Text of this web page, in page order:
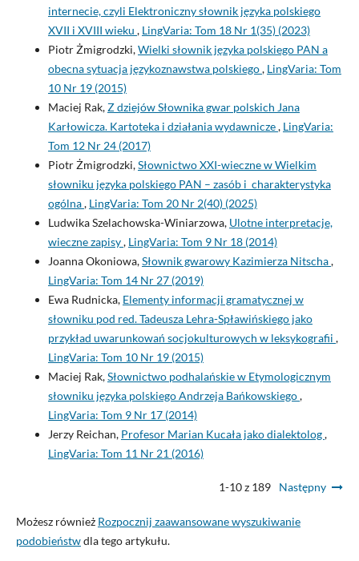
internecie, czyli Elektroniczny słownik języka polskiego
XVII i XVIII wieku , LingVaria: Tom 18 Nr 1(35) (2023)
Piotr Żmigrodzki,Wielki słownik języka polskiego PAN a
obecna sytuacja językoznawstwa polskiego, LingVaria: Tom
10 Nr 19 (2015)
Maciej Rak,Z dziejów Słownika gwar polskich Jana
Karłowicza. Kartoteka i działania wydawnicze, LingVaria:
Tom 12 Nr 24 (2017)
Piotr Żmigrodzki,Słownictwo XXI-wieczne w Wielkim
słowniku języka polskiego PAN – zasób i charakterystyka
ogólna, LingVaria: Tom 20 Nr 2(40) (2025)
Ludwika Szelachowska-Winiarzowa, Ulotne interpretacje,
wieczne zapisy, LingVaria: Tom 9 Nr 18 (2014)
Joanna Okoniowa,Słownik gwarowy Kazimierza Nitscha,
LingVaria: Tom 14 Nr 27 (2019)
Ewa Rudnicka, Elementy informacji gramatycznej w
słowniku pod red. Tadeusza Lehra-Spławińskiego jako
przykład uwarunkowań socjokulturowych w leksykografii ,
LingVaria: Tom 10 Nr 19 (2015)
Maciej Rak,Słownictwo podhalańskie w Etymologicznym
słowniku języka polskiego Andrzeja Bańkowskiego,
LingVaria: Tom 9 Nr 17 (2014)
Jerzy Reichan, Profesor Marian Kucała jako dialektolog,
LingVaria: Tom 11 Nr 21 (2016)
1-10 z 189 Następny
Możesz również Rozpocznij zaawansowane wyszukiwanie
podobieństwdla tego artykułu.